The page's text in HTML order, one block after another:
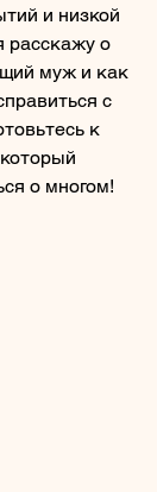
и низкой
расскажу о
муж и как
с
к
о многом!